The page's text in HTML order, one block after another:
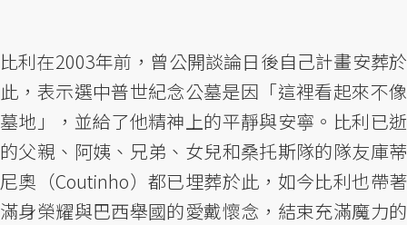
比利在2003年前，曾公開談論日後自己計畫安葬於
此，表示選中普世紀念公墓是因「這裡看起來不像
墓地」，並給了他精神上的平靜與安寧。比利已逝
的父親、阿姨、兄弟、女兒和桑托斯隊的隊友庫蒂
尼奧（Coutinho）都已埋葬於此，如今比利也帶著
滿身榮耀與巴西舉國的愛戴懷念，結束充滿魔力的